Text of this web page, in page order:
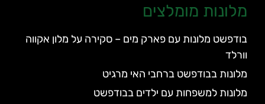
מלונות מומלצים
בודפשט מלונות עם פארק מים – סקירה על מלון אקווה
וורלד
מלונות בבודפשט ברחבי האי מרגיט
מלונות למשפחות עם ילדים בבודפשט